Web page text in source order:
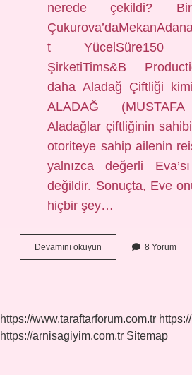
nerede çekildi?
t YücelSüre150
ŞirketiTims&B
daha Aladağ Çiftliği
ALADAĞ
Aladağlar çiftliğinin
otoriteye sahip ailenin
yalnızca değerli
değildir. Sonuçta, Eve
hiçbir şey…
Devamını okuyun
Çiftliği
8 Yorum
https://www.taraftarforum.com.tr
https://arnisagiyim.com.tr Sitemap